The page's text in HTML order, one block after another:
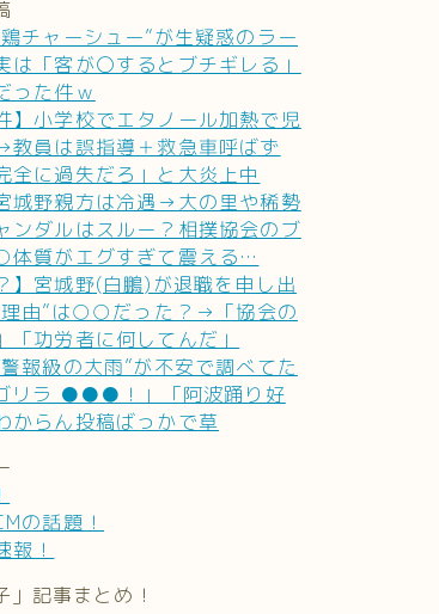
鶏チャーシュー”が生疑惑のラー
は「客が〇するとブチギレる」
った件ｗ
】小学校でエタノール加熱で児
教員は誤指導＋救急車呼ばず
全に過失だろ」と大炎上中
城野親方は冷遇→大の里や稀勢
ンダルはスルー？相撲協会のブ
質がエグすぎて震える…
】宮城野(白鵬)が退職を申し出
理由”は○○だった？→「協会の
「功労者に何してんだ」
警報級の大雨”が不安で調べてた
リラ ●●●！」「阿波踊り好
からん投稿ばっかで草
の話題！
報！
」記事まとめ！